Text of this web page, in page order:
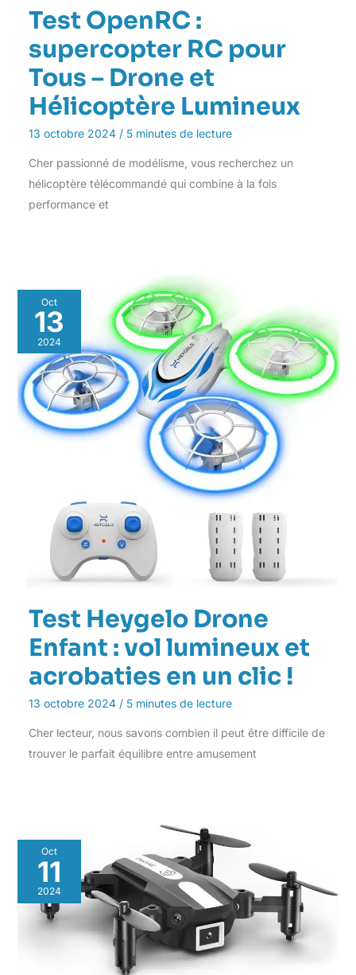
Test OpenRC :
supercopter RC pour
Tous – Drone et
Hélicoptère Lumineux
13 octobre 2024 / 5 minutes de lecture
Cher passionné de modélisme, vous recherchez un
hélicoptère télécommandé qui combine à la fois
performance et
Oct
13
2024
Test Heygelo Drone
Enfant : vol lumineux et
acrobaties en un clic !
13 octobre 2024 / 5 minutes de lecture
Cher lecteur, nous savons combien il peut être difficile de
trouver le parfait équilibre entre amusement
Oct
11
2024